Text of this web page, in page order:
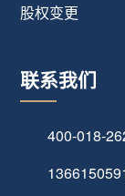
股权变更
联系我们
400-018-